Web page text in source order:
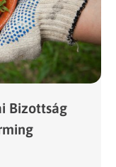
Bizottság